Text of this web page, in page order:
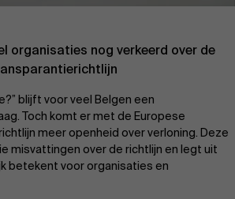
organisaties nog verkeerd over de
blijft voor veel Belgen een
Toch komt er met de Europese
meer openheid over verloning. Deze
misvattingen over de richtlijn en legt uit
betekent voor organisaties en